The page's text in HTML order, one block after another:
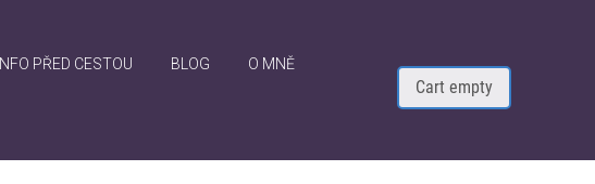
INFO PŘED CESTOU BLOG O MNĚ
Cart empty